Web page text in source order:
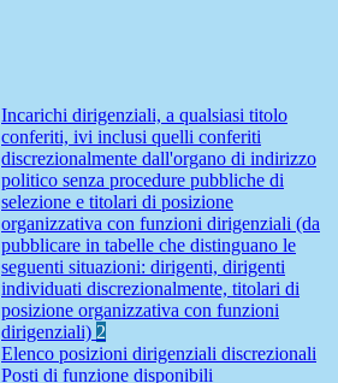
Incarichi dirigenziali, a qualsiasi titolo
conferiti, ivi inclusi quelli conferiti
discrezionalmente dall'organo di indirizzo
politico senza procedure pubbliche di
selezione e titolari di posizione
organizzativa con funzioni dirigenziali (da
pubblicare in tabelle che distinguano le
seguenti situazioni: dirigenti, dirigenti
individuati discrezionalmente, titolari di
posizione organizzativa con funzioni
dirigenziali) 2
Elenco posizioni dirigenziali discrezionali
Posti di funzione disponibili